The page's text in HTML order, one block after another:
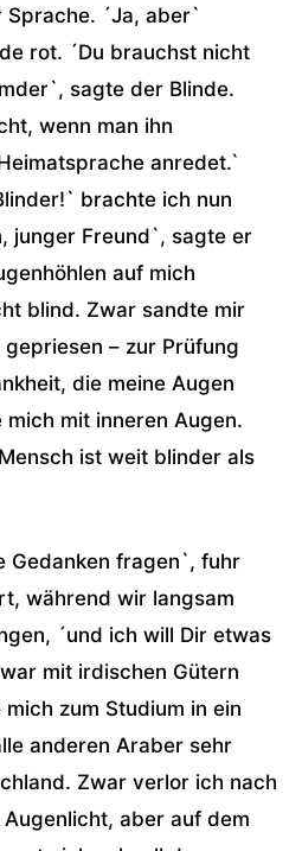
´Ja, aber`
rot. ´Du brauchst nicht
sagte der Blinde.
wenn man ihn
anredet.`
brachte ich nun
junger Freund`, sagte er
auf mich
blind. Zwar sandte mir
– zur Prüfung
die meine Augen
mit inneren Augen.
ist weit blinder als
Gedanken fragen`, fuhr
während wir langsam
´und ich will Dir etwas
mit irdischen Gütern
zum Studium in ein
anderen Araber sehr
Zwar verlor ich nach
aber auf dem